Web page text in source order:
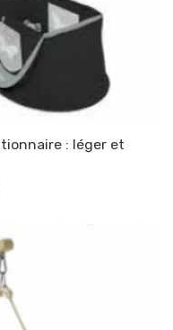
: léger et